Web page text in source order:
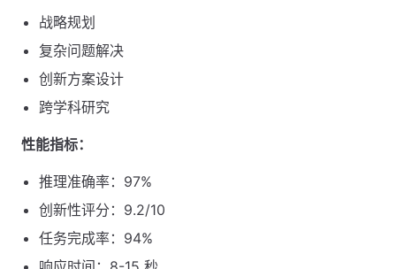
战略规划
复杂问题解决
创新方案设计
跨学科研究
性能指标：
推理准确率：97%
创新性评分：9.2/10
任务完成率：94%